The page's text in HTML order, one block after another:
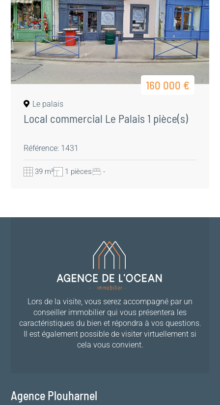
160 000 €
Le palais
Local commercial Le Palais 1 pièce(s)
Référence: 1431
39 m² 1 pièces -
Agence Plouharnel
Lors de la visite, vous serez accompagné par un
conseiller immobilier qui vous présentera les
caractéristiques du bien et répondra à vos questions.
Il est également possible de visiter virtuellement si
cela vous convient.